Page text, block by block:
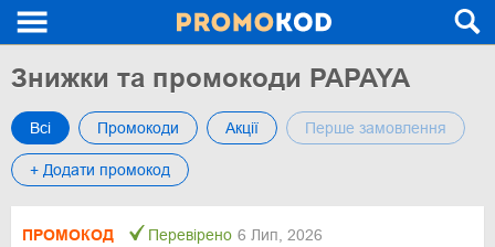
Знижки та промокоди PAPAYA
Всі Промокоди Акції Перше замовлення
+ Додати промокод
ПРОМОКОД Перевірено 6 Лип, 2026